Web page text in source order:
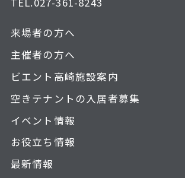
来場者の方へ
主催者の方へ
ビエント高崎施設案内
空きテナントの入居者募集
イベント情報
お役立ち情報
最新情報